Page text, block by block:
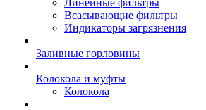
Линейные фильтры
Всасывающие фильтры
Индикаторы загрязнения
Заливные горловины
Колокола и муфты
Колокола